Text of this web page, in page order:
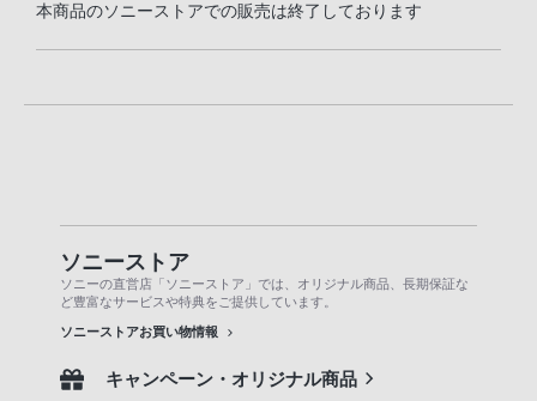
本商品のソニーストアでの販売は終了しております
ソニーストア
ソニーの直営店「ソニーストア」では、オリジナル商品、長期保証な
ど豊富なサービスや特典をご提供しています。
ソニーストアお買い物情報
キャンペーン・オリジナル商品